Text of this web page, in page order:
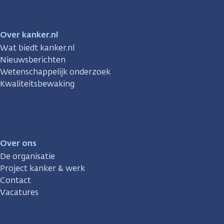
Over kanker.nl
Wat biedt kanker.nl
Nieuwsberichten
Wetenschappelijk onderzoek
Kwaliteitsbewaking
Over ons
De organisatie
Project kanker & werk
Contact
Vacatures